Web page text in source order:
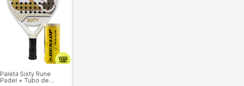
Paleta Sixty Rune
Padel + Tubo de